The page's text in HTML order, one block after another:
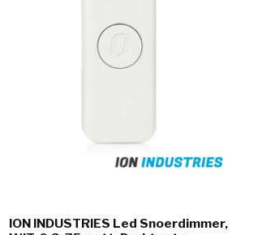
ION INDUSTRIES Led Snoerdimmer,